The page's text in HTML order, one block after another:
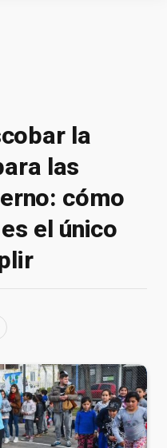
la
las
cómo
el único